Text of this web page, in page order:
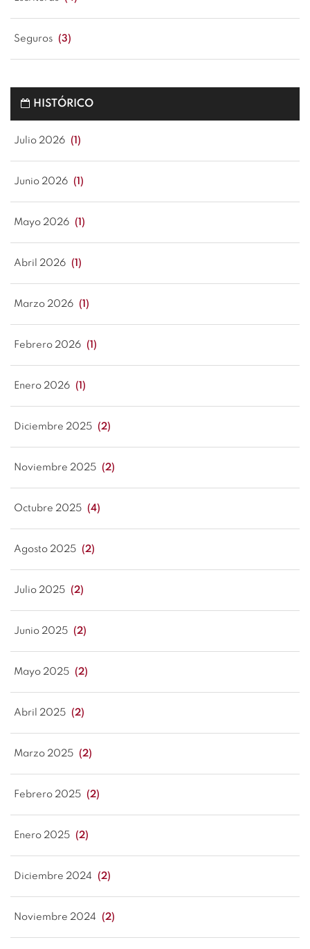
Seguros (3)
HISTÓRICO
Julio 2026 (1)
Junio 2026 (1)
Mayo 2026 (1)
Abril 2026 (1)
Marzo 2026 (1)
Febrero 2026 (1)
Enero 2026 (1)
Diciembre 2025 (2)
Noviembre 2025 (2)
Octubre 2025 (4)
Agosto 2025 (2)
Julio 2025 (2)
Junio 2025 (2)
Mayo 2025 (2)
Abril 2025 (2)
Marzo 2025 (2)
Febrero 2025 (2)
Enero 2025 (2)
Diciembre 2024 (2)
Noviembre 2024 (2)